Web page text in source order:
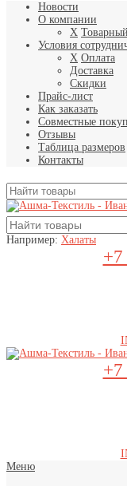
Новости
О компании
X
Условия
X Оплата
Доставка
Скидки
Прайс-лист
Как заказать
Совместные
Отзывы
Таблица размеров
Контакты
Например: Халаты
Меню